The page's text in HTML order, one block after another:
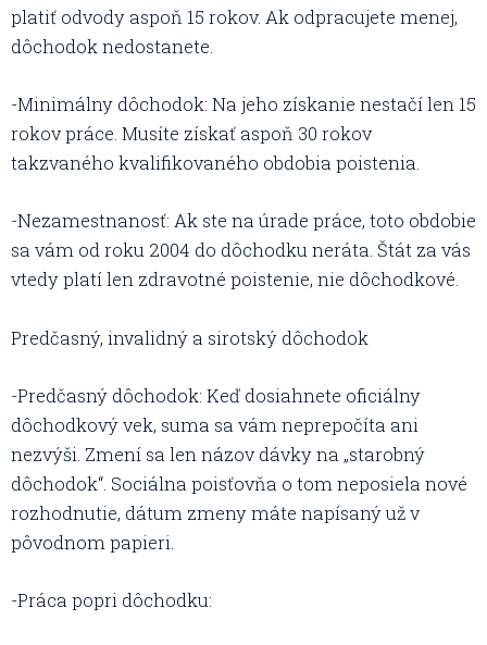
platiť odvody aspoň 15 rokov. Ak odpracujete menej,
dôchodok nedostanete.
-Minimálny dôchodok: Na jeho získanie nestačí len 15
rokov práce. Musíte získať aspoň 30 rokov
takzvaného kvalifikovaného obdobia poistenia.
-Nezamestnanosť: Ak ste na úrade práce, toto obdobie
sa vám od roku 2004 do dôchodku neráta. Štát za vás
vtedy platí len zdravotné poistenie, nie dôchodkové.
Predčasný, invalidný a sirotský dôchodok
-Predčasný dôchodok: Keď dosiahnete oficiálny
dôchodkový vek, suma sa vám neprepočíta ani
nezvýši. Zmení sa len názov dávky na „starobný
dôchodok“. Sociálna poisťovňa o tom neposiela nové
rozhodnutie, dátum zmeny máte napísaný už v
pôvodnom papieri.
-Práca popri dôchodku: